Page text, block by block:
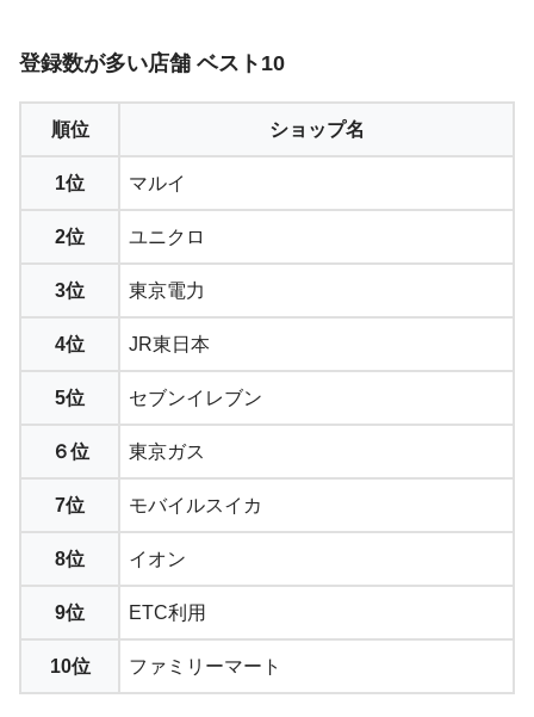
登録数が多い店舗 ベスト10
順位 ショップ名
1位 マルイ
2位 ユニクロ
3位 東京電力
4位 JR東日本
5位 セブンイレブン
６位 東京ガス
7位 モバイルスイカ
8位 イオン
9位 ETC利用
10位 ファミリーマート